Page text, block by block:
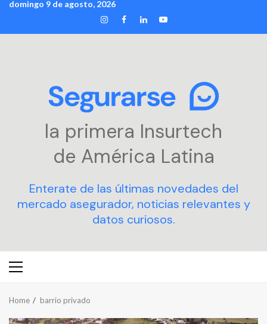
Skip
content
domingo 9 de agosto, 2026
INSTAGRAM
FACEBOOK
LINKEDIN
YOUTUBE
la primera Insurtech
de América Latina
Enterate de las últimas novedades del
mercado asegurador, noticias relevantes y
datos curiosos.
Primary
Home barrio privado